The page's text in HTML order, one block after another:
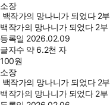
소장
백작가의 망나니가 되었다 2
백작가의 망나니가 되었다 2
등록일 2026.02.09
글자수 약 6.2천 자
100원
소장
백작가의 망나니가 되었다 2
백작가의 망나니가 되었다 2